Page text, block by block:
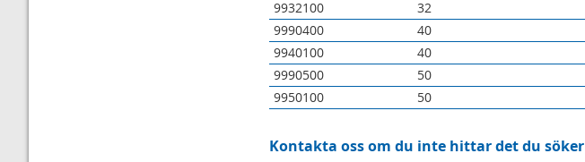
9932100
32
9990400
40
9940100
40
9990500
50
9950100
50
Kontakta oss om du inte hittar det du söker